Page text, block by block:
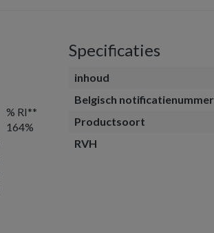
% RI**
164%
Specificaties
inhoud
Belgisch notificatienummer
Productsoort
RVH